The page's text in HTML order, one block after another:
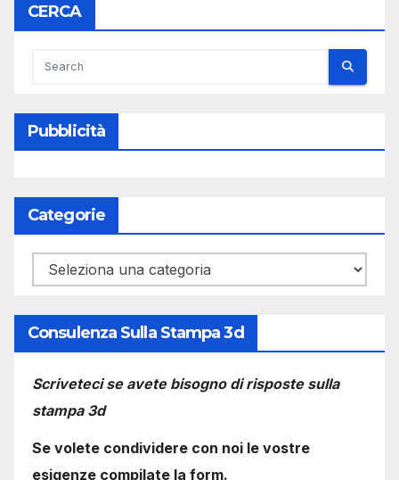
CERCA
Pubblicità
Categorie
Categorie
Consulenza Sulla Stampa 3d
Scriveteci se avete bisogno di risposte sulla
stampa 3d
Se volete condividere con noi le vostre
esigenze compilate la form.